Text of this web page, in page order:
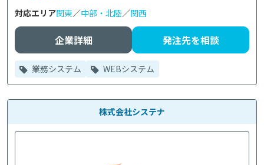
対応エリア関東／中部・北陸／関西
企業詳細 発注先を相談
業務システム WEBシステム
株式会社システナ